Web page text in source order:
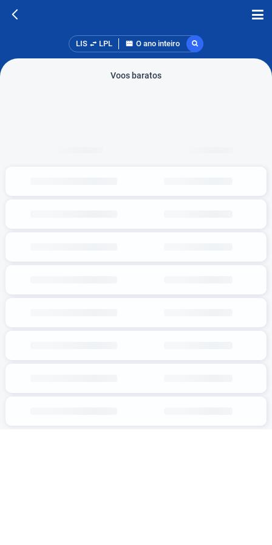
LIS LPL O ano inteiro
Voos baratos